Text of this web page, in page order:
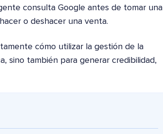
consulta Google antes de tomar una
o deshacer una venta.
cómo utilizar la gestión de la
sino también para generar credibilidad,